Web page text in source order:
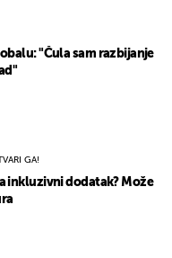
"Čula sam razbijanje
GA!
inkluzivni dodatak? Može